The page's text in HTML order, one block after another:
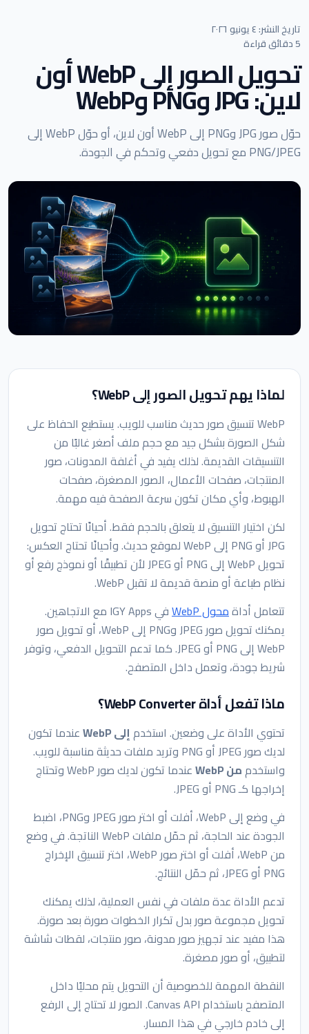
تاريخ النشر: ٤ يونيو ٢٠٢٦
5 دقائق قراءة
تحويل الصور إلى WebP أون
لاين: JPG وPNG وWebP
حوّل صور JPG وPNG إلى WebP أون لاين، أو حوّل WebP إلى
PNG/JPEG مع تحويل دفعي وتحكم في الجودة.
لماذا يهم تحويل الصور إلى WebP؟
WebP تنسيق صور حديث مناسب للويب. يستطيع الحفاظ على
شكل الصورة بشكل جيد مع حجم ملف أصغر غالبًا من
التنسيقات القديمة. لذلك يفيد في أغلفة المدونات، صور
المنتجات، صفحات الأعمال، الصور المصغرة، صفحات
الهبوط، وأي مكان تكون سرعة الصفحة فيه مهمة.
لكن اختيار التنسيق لا يتعلق بالحجم فقط. أحيانًا تحتاج تحويل
JPG أو PNG إلى WebP لموقع حديث. وأحيانًا تحتاج العكس:
تحويل WebP إلى PNG أو JPEG لأن تطبيقًا أو نموذج رفع أو
نظام طباعة أو منصة قديمة لا تقبل WebP.
تتعامل أداةمحول WebP
في IGY Apps مع الاتجاهين.
يمكنك تحويل صور JPEG وPNG إلى WebP، أو تحويل صور
WebP إلى PNG أو JPEG. كما تدعم التحويل الدفعي، وتوفر
شريط جودة، وتعمل داخل المتصفح.
ماذا تفعل أداة WebP Converter؟
تحتوي الأداة على وضعين. استخدم إلى WebP
عندما تكون
لديك صور JPEG أو PNG وتريد ملفات حديثة مناسبة للويب.
واستخدم من WebP
عندما تكون لديك صور WebP وتحتاج
إخراجها كـ PNG أو JPEG.
في وضع إلى WebP، أفلت أو اختر صور JPEG وPNG، اضبط
الجودة عند الحاجة، ثم حمّل ملفات WebP الناتجة. في وضع
من WebP، أفلت أو اختر صور WebP، اختر تنسيق الإخراج
PNG أو JPEG، ثم حمّل النتائج.
تدعم الأداة عدة ملفات في نفس العملية، لذلك يمكنك
تحويل مجموعة صور بدل تكرار الخطوات صورة بعد صورة.
هذا مفيد عند تجهيز صور مدونة، صور منتجات، لقطات شاشة
لتطبيق، أو صور مصغرة.
النقطة المهمة للخصوصية أن التحويل يتم محليًا داخل
المتصفح باستخدام Canvas API. الصور لا تحتاج إلى الرفع
إلى خادم خارجي في هذا المسار.